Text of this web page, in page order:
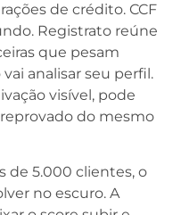
de crédito. CCF
Registrato reúne
que pesam
analisar seu perfil.
visível, pode
do mesmo
de 5.000 clientes, o
no escuro. A